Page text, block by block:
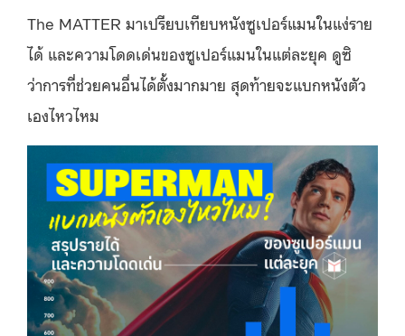
The MATTER มาเปรียบเทียบหนังซูเปอร์แมนในแง่ราย
ได้ และความโดดเด่นของซูเปอร์แมนในแต่ละยุค ดูซิ
ว่าการที่ช่วยคนอื่นได้ตั้งมากมาย สุดท้ายจะแบกหนังตัว
เองไหวไหม